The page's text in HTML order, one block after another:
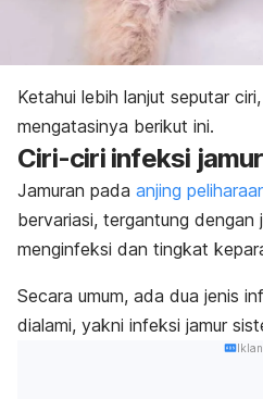
Ketahui lebih lanjut seputar
mengatasinya berikut ini.
Ciri-ciri infeksi
Jamuran pada anjing
bervariasi, tergantung dengan
menginfeksi dan tingkat
Secara umum, ada dua jenis
dialami, yakni infeksi jamur
Iklan